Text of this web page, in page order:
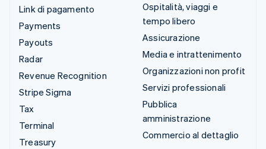
Link di pagamento
Payments
Payouts
Radar
Revenue Recognition
Stripe Sigma
Tax
Terminal
Treasury
Ospitalità, viaggi e
tempo libero
Assicurazione
Media e intrattenimento
Organizzazioni non profit
Servizi professionali
Pubblica
amministrazione
Commercio al dettaglio